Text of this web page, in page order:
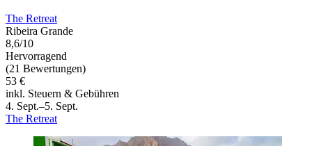
The Retreat
Ribeira Grande
8,6/10
Hervorragend
(21 Bewertungen)
53 €
inkl. Steuern & Gebühren
4. Sept.–5. Sept.
The Retreat